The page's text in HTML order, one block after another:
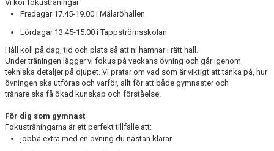
FÖRENINGSKLÄDER
VANLIGA FRÅGOR
DOKUMENT
MINI Ö-CUPEN
WORLD GYMNAESTRADA
Vi kör fokusträningar
Fredagar17.45-19.00 i Mälaröhallen
Lördagar13.45-15.00 i Tappströmsskolan
Håll koll på dag, tid och plats så att ni hamnar i rätt hall.
Under träningen lägger vi fokus på veckans övning och går igenom
tekniska detaljerpå djupet. Vi pratar om vad som är viktigt att tänka på, hur
övningen ska utföras och varför, allt för att både gymnaster och
tränare ska få ökad kunskap och förståelse.
För dig som gymnast
Fokusträningarna är ett perfekt tillfälle att:
jobba extra med en övning du nästan klarar